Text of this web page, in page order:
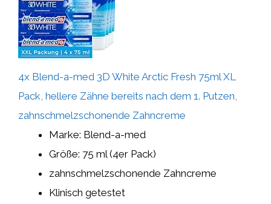
4x Blend-a-med 3D White Arctic Fresh 75ml XL
Pack, hellere Zähne bereits nach dem 1. Putzen,
zahnschmelzschonende Zahncreme
Marke: Blend-a-med
Größe: 75 ml (4er Pack)
zahnschmelzschonende Zahncreme
Klinisch getestet